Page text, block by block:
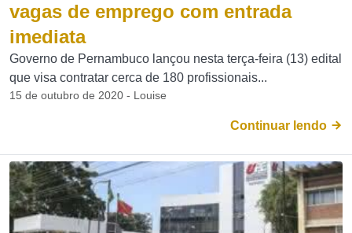
vagas de emprego com entrada
imediata
Governo de Pernambuco lançou nesta terça-feira (13) edital
que visa contratar cerca de 180 profissionais...
15 de outubro de 2020 - Louise
Continuar lendo